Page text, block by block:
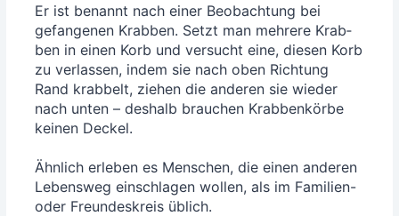
Er ist benannt nach einer Beob­ach­tung bei
gefan­ge­nen Krab­ben. Setzt man meh­re­re Krab­
ben in einen Korb und ver­sucht eine, die­sen Korb
zu ver­las­sen, indem sie nach oben Rich­tung
Rand krab­belt, zie­hen die ande­ren sie wie­der
nach unten – des­halb brau­chen Krab­ben­kör­be
kei­nen Deckel.
Ähn­lich erle­ben es Men­schen, die einen ande­ren
Lebens­weg ein­schla­gen wol­len, als im Fami­li­en-
oder Freun­des­kreis üblich.